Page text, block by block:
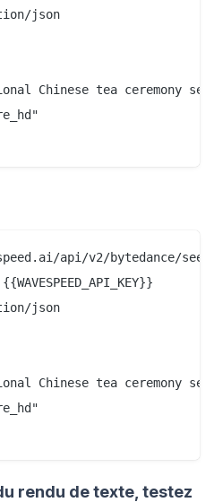
json
Chinese tea ceremony
api/v2/bytedance/
json
Chinese tea ceremony
rendu de texte, testez